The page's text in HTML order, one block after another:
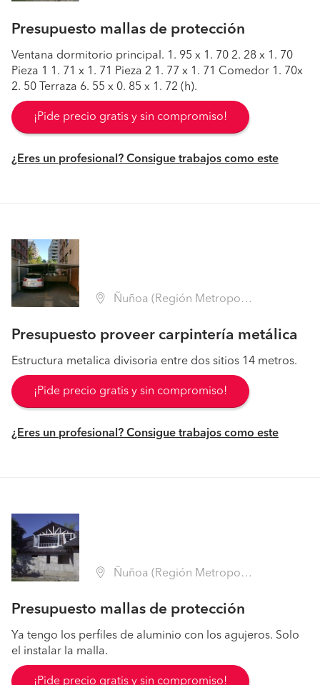
Presupuesto mallas de protección
Ventana dormitorio principal. 1. 95 x 1. 70 2. 28 x 1. 70
Pieza 1 1. 71 x 1. 71 Pieza 2 1. 77 x 1. 71 Comedor 1. 70x
2. 50 Terraza 6. 55 x 0. 85 x 1. 72 (h).
¡Pide precio gratis y sin compromiso!
¿Eres un profesional? Consigue trabajos como este
Ñuñoa (Región Metropolitana - Santiago)
Presupuesto proveer carpintería metálica
Estructura metalica divisoria entre dos sitios 14 metros.
¡Pide precio gratis y sin compromiso!
¿Eres un profesional? Consigue trabajos como este
Ñuñoa (Región Metropolitana - Santiago)
Presupuesto mallas de protección
Ya tengo los perfiles de aluminio con los agujeros. Solo
el instalar la malla.
¡Pide precio gratis y sin compromiso!